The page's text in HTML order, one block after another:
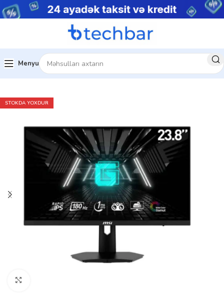
Menyu
Monitorlar Gaming Monitorlar
STOKDA YOXDUR